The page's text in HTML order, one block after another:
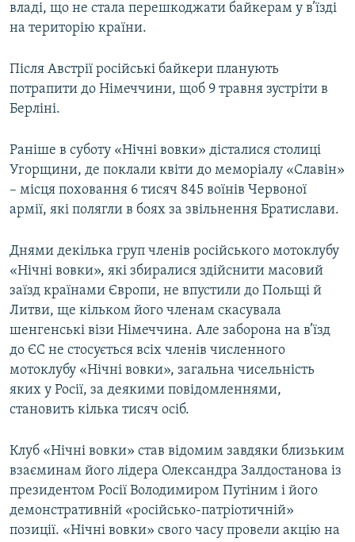
владі, що не стала перешкоджати байкерам у в’їзді
на територію країни.
Після Авcтрії російські байкери планують
потрапити до Німеччини, щоб 9 травня зустріти в
Берліні.
Раніше в суботу «Нічні вовки» дісталися столиці
Угорщини, де поклали квіти до меморіалу «Славін»
– місця поховання 6 тисяч 845 воїнів Червоної
армії, які полягли в боях за звільнення Братислави.
Днями декілька груп членів російського мотоклубу
«Нічні вовки», які збиралися здійснити масовий
заїзд країнами Європи, не впустили до Польщі й
Литви, ще кільком його членам скасувала
шенгенські візи Німеччина. Але заборона на в’їзд
до ЄС не стосується всіх членів численного
мотоклубу «Нічні вовки», загальна чисельність
яких у Росії, за деякими повідомленнями,
становить кілька тисяч осіб.
Клуб «Нічні вовки» став відомим завдяки близьким
взаєминам його лідера Олександра Залдостанова із
президентом Росії Володимиром Путіним і його
демонстративній «російсько-патріотичній»
позиції. «Нічні вовки» свого часу провели акцію на